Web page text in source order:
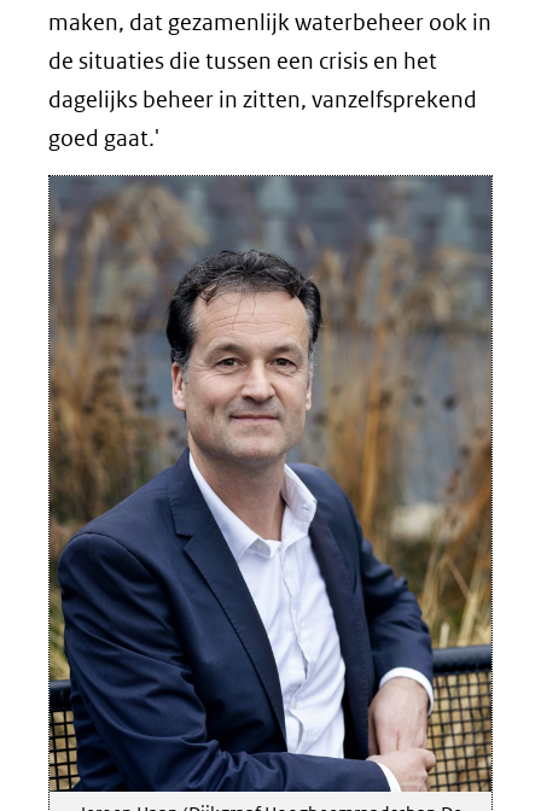
maken, dat gezamenlijk waterbeheer ook in
de situaties die tussen een crisis en het
dagelijks beheer in zitten, vanzelfsprekend
goed gaat.'